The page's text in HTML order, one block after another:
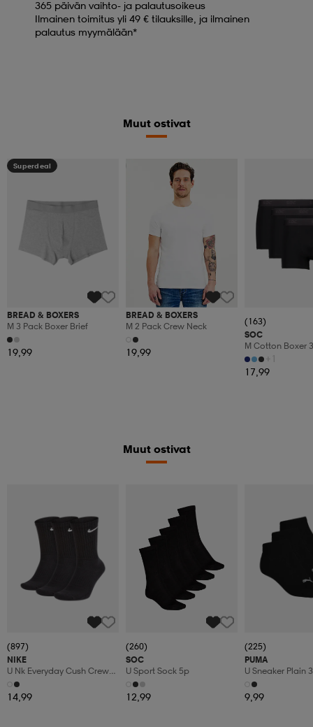
365 päivän vaihto- ja palautusoikeus
Ilmainen toimitus yli 49 € tilauksille, ja ilmainen
palautus myymälään*
Muut ostivat
Superdeal
BREAD & BOXERS
M 3 Pack Boxer Brief
19,99
BREAD & BOXERS
M 2 Pack Crew Neck
19,99
(163)
SOC
M Cotton Boxer
+1
17,99
Muut ostivat
(897)
NIKE
U Nk Everyday Cush Crew
3pr
14,99
(260)
SOC
U Sport Sock 5p
12,99
(225)
PUMA
U Sneaker Plain
9,99